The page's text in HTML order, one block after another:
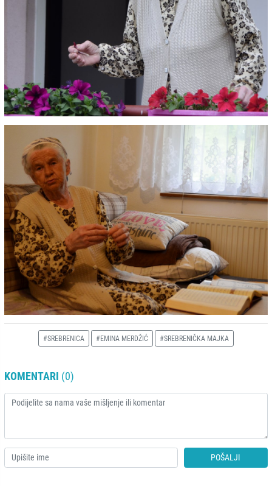
#SREBRENICA #EMINA MERDŽIĆ #SREBRENIČKA MAJKA
KOMENTARI (0)
POŠALJI